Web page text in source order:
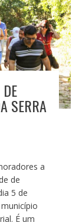
SERRA
a
de
5 de
É um